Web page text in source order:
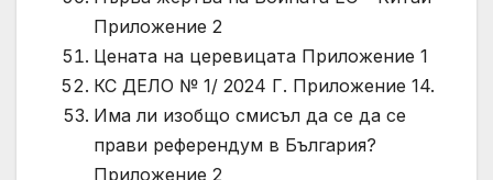
Приложение 2
Цената на церевицата Приложение 1
КС ДЕЛО № 1/ 2024 Г. Приложение 14.
Има ли изобщо смисъл да се да се
прави референдум в България?
Приложение 2